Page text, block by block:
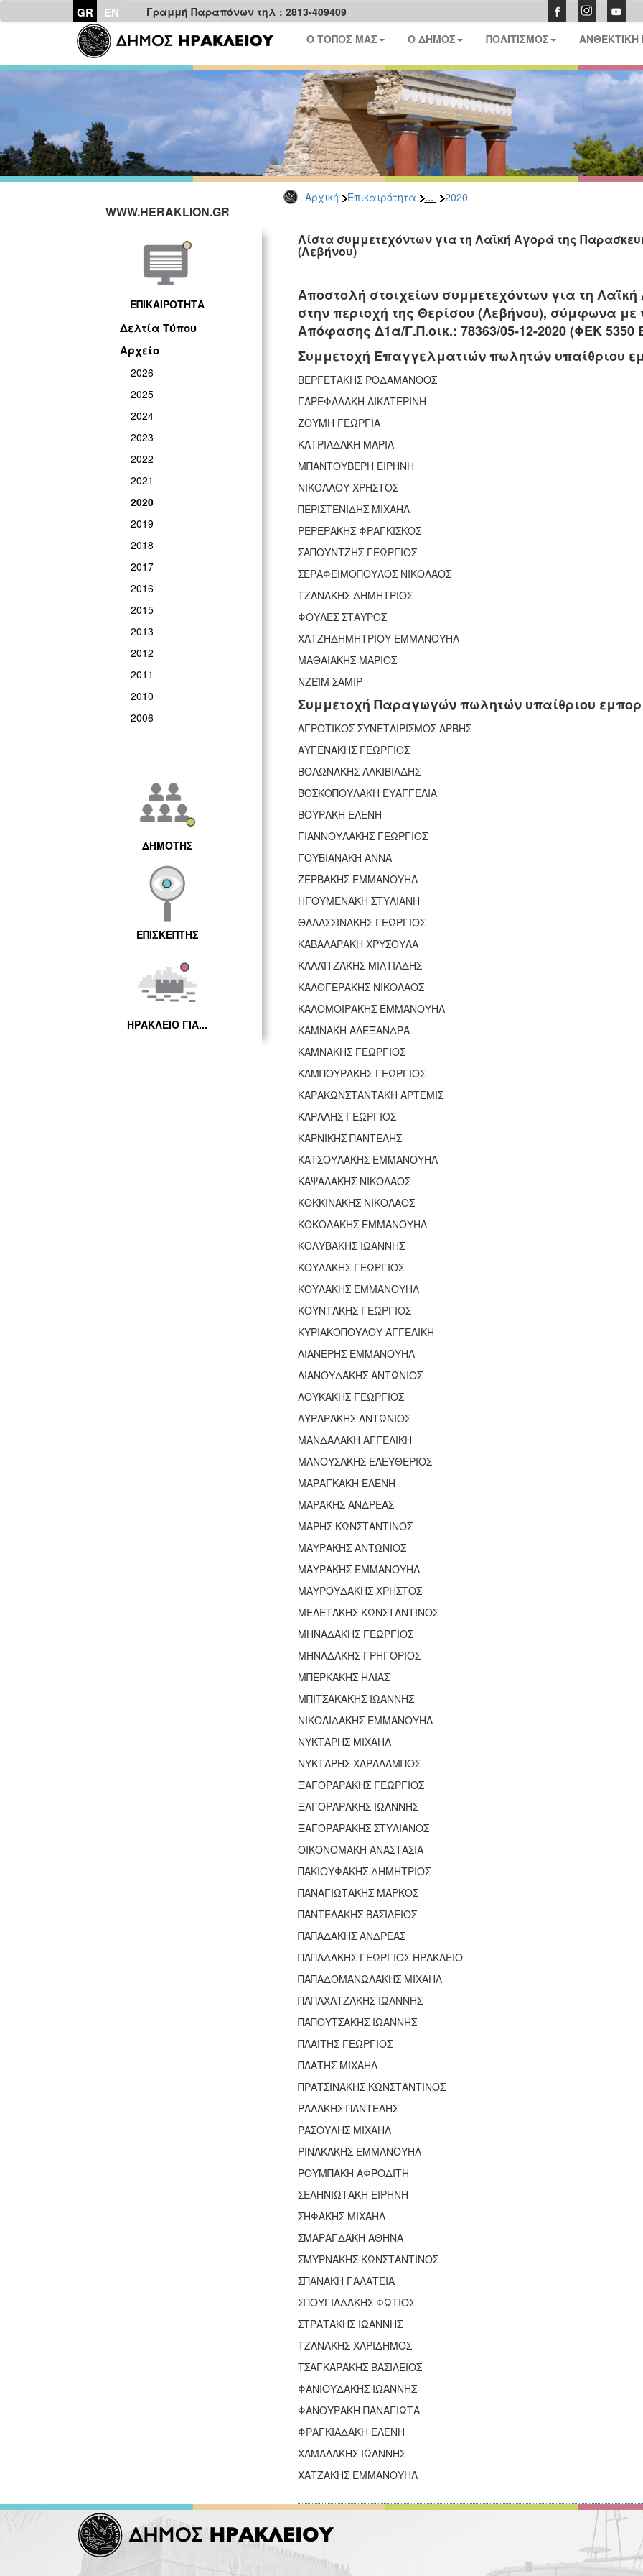
GR EN
Γραμμή Παραπόνων τηλ : 2813-409409
Ο ΤΟΠΟΣ ΜΑΣ
Ο ΔΗΜΟΣ ΠΟΛΙΤΙΣΜΟΣ ΑΝΘΕΚΤΙΚΗ
Αρχική Επικαιρότητα ... 2020
WWW.HERAKLION.GR
ΕΠΙΚΑΙΡΟΤΗΤΑ
Δελτία Τύπου
Αρχείο
2026
2025
2024
2023
2022
2021
2020
2019
2018
2017
2016
2015
2013
2012
2011
2010
2006
ΔΗΜΟΤΗΣ
ΕΠΙΣΚΕΠΤΗΣ
ΗΡΑΚΛΕΙΟ ΓΙΑ...
Λίστα συμμετεχόντων για τη Λαϊκή Αγορά της
(Λεβήνου)
Αποστολή στοιχείων συμμετεχόντων για τη
στην περιοχή της Θερίσου (Λεβήνου), σύμφωνα με
Απόφασης Δ1α/Γ.Π.οικ.: 78363/05-12-2020 (ΦΕΚ 5350
Συμμετοχή Επαγγελματιών πωλητών υπαίθριου
ΒΕΡΓΕΤΑΚΗΣ ΡΟΔΑΜΑΝΘΟΣ
ΓΑΡΕΦΑΛΑΚΗ ΑΙΚΑΤΕΡΙΝΗ
ΖΟΥΜΗ ΓΕΩΡΓΙΑ
ΚΑΤΡΙΑΔΑΚΗ ΜΑΡΙΑ
ΜΠΑΝΤΟΥΒΕΡΗ ΕΙΡΗΝΗ
ΝΙΚΟΛΑΟΥ ΧΡΗΣΤΟΣ
ΠΕΡΙΣΤΕΝΙΔΗΣ ΜΙΧΑΗΛ
ΡΕΡΕΡΑΚΗΣ ΦΡΑΓΚΙΣΚΟΣ
ΣΑΠΟΥΝΤΖΗΣ ΓΕΩΡΓΙΟΣ
ΣΕΡΑΦΕΙΜΟΠΟΥΛΟΣ ΝΙΚΟΛΑΟΣ
ΤΖΑΝΑΚΗΣ ΔΗΜΗΤΡΙΟΣ
ΦΟΥΛΕΣ ΣΤΑΥΡΟΣ
ΧΑΤΖΗΔΗΜΗΤΡΙΟΥ ΕΜΜΑΝΟΥΗΛ
ΜΑΘΑΙΑΚΗΣ ΜΑΡΙΟΣ
ΝΖΕΪΜ ΣΑΜΙΡ
Συμμετοχή Παραγωγών πωλητών υπαίθριου
ΑΓΡΟΤΙΚΟΣ ΣΥΝΕΤΑΙΡΙΣΜΟΣ ΑΡΒΗΣ
ΑΥΓΕΝΑΚΗΣ ΓΕΩΡΓΙΟΣ
ΒΟΛΩΝΑΚΗΣ ΑΛΚΙΒΙΑΔΗΣ
ΒΟΣΚΟΠΟΥΛΑΚΗ ΕΥΑΓΓΕΛΙΑ
ΒΟΥΡΑΚΗ ΕΛΕΝΗ
ΓΙΑΝΝΟΥΛΑΚΗΣ ΓΕΩΡΓΙΟΣ
ΓΟΥΒΙΑΝΑΚΗ ΑΝΝΑ
ΖΕΡΒΑΚΗΣ ΕΜΜΑΝΟΥΗΛ
ΗΓΟΥΜΕΝΑΚΗ ΣΤΥΛΙΑΝΗ
ΘΑΛΑΣΣΙΝΑΚΗΣ ΓΕΩΡΓΙΟΣ
ΚΑΒΑΛΑΡΑΚΗ ΧΡΥΣΟΥΛΑ
ΚΑΛΑΪΤΖΑΚΗΣ ΜΙΛΤΙΑΔΗΣ
ΚΑΛΟΓΕΡΑΚΗΣ ΝΙΚΟΛΑΟΣ
ΚΑΛΟΜΟΙΡΑΚΗΣ ΕΜΜΑΝΟΥΗΛ
ΚΑΜΝΑΚΗ ΑΛΕΞΑΝΔΡΑ
ΚΑΜΝΑΚΗΣ ΓΕΩΡΓΙΟΣ
ΚΑΜΠΟΥΡΑΚΗΣ ΓΕΩΡΓΙΟΣ
ΚΑΡΑΚΩΝΣΤΑΝΤΑΚΗ ΑΡΤΕΜΙΣ
ΚΑΡΑΛΗΣ ΓΕΩΡΓΙΟΣ
ΚΑΡΝΙΚΗΣ ΠΑΝΤΕΛΗΣ
ΚΑΤΣΟΥΛΑΚΗΣ ΕΜΜΑΝΟΥΗΛ
ΚΑΨΑΛΑΚΗΣ ΝΙΚΟΛΑΟΣ
ΚΟΚΚΙΝΑΚΗΣ ΝΙΚΟΛΑΟΣ
ΚΟΚΟΛΑΚΗΣ ΕΜΜΑΝΟΥΗΛ
ΚΟΛΥΒΑΚΗΣ ΙΩΑΝΝΗΣ
ΚΟΥΛΑΚΗΣ ΓΕΩΡΓΙΟΣ
ΚΟΥΛΑΚΗΣ ΕΜΜΑΝΟΥΗΛ
ΚΟΥΝΤΑΚΗΣ ΓΕΩΡΓΙΟΣ
ΚΥΡΙΑΚΟΠΟΥΛΟΥ ΑΓΓΕΛΙΚΗ
ΛΙΑΝΕΡΗΣ ΕΜΜΑΝΟΥΗΛ
ΛΙΑΝΟΥΔΑΚΗΣ ΑΝΤΩΝΙΟΣ
ΛΟΥΚΑΚΗΣ ΓΕΩΡΓΙΟΣ
ΛΥΡΑΡΑΚΗΣ ΑΝΤΩΝΙΟΣ
ΜΑΝΔΑΛΑΚΗ ΑΓΓΕΛΙΚΗ
ΜΑΝΟΥΣΑΚΗΣ ΕΛΕΥΘΕΡΙΟΣ
ΜΑΡΑΓΚΑΚΗ ΕΛΕΝΗ
ΜΑΡΑΚΗΣ ΑΝΔΡΕΑΣ
ΜΑΡΗΣ ΚΩΝΣΤΑΝΤΙΝΟΣ
ΜΑΥΡΑΚΗΣ ΑΝΤΩΝΙΟΣ
ΜΑΥΡΑΚΗΣ ΕΜΜΑΝΟΥΗΛ
ΜΑΥΡΟΥΔΑΚΗΣ ΧΡΗΣΤΟΣ
ΜΕΛΕΤΑΚΗΣ ΚΩΝΣΤΑΝΤΙΝΟΣ
ΜΗΝΑΔΑΚΗΣ ΓΕΩΡΓΙΟΣ
ΜΗΝΑΔΑΚΗΣ ΓΡΗΓΟΡΙΟΣ
ΜΠΕΡΚΑΚΗΣ ΗΛΙΑΣ
ΜΠΙΤΣΑΚΑΚΗΣ ΙΩΑΝΝΗΣ
ΝΙΚΟΛΙΔΑΚΗΣ ΕΜΜΑΝΟΥΗΛ
ΝΥΚΤΑΡΗΣ ΜΙΧΑΗΛ
ΝΥΚΤΑΡΗΣ ΧΑΡΑΛΑΜΠΟΣ
ΞΑΓΟΡΑΡΑΚΗΣ ΓΕΩΡΓΙΟΣ
ΞΑΓΟΡΑΡΑΚΗΣ ΙΩΑΝΝΗΣ
ΞΑΓΟΡΑΡΑΚΗΣ ΣΤΥΛΙΑΝΟΣ
ΟΙΚΟΝΟΜΑΚΗ ΑΝΑΣΤΑΣΙΑ
ΠΑΚΙΟΥΦΑΚΗΣ ΔΗΜΗΤΡΙΟΣ
ΠΑΝΑΓΙΩΤΑΚΗΣ ΜΑΡΚΟΣ
ΠΑΝΤΕΛΑΚΗΣ ΒΑΣΙΛΕΙΟΣ
ΠΑΠΑΔΑΚΗΣ ΑΝΔΡΕΑΣ
ΠΑΠΑΔΑΚΗΣ ΓΕΩΡΓΙΟΣ ΗΡΑΚΛΕΙΟ
ΠΑΠΑΔΟΜΑΝΩΛΑΚΗΣ ΜΙΧΑΗΛ
ΠΑΠΑΧΑΤΖΑΚΗΣ ΙΩΑΝΝΗΣ
ΠΑΠΟΥΤΣΑΚΗΣ ΙΩΑΝΝΗΣ
ΠΛΑΪΤΗΣ ΓΕΩΡΓΙΟΣ
ΠΛΑΤΗΣ ΜΙΧΑΗΛ
ΠΡΑΤΣΙΝΑΚΗΣ ΚΩΝΣΤΑΝΤΙΝΟΣ
ΡΑΛΑΚΗΣ ΠΑΝΤΕΛΗΣ
ΡΑΣΟΥΛΗΣ ΜΙΧΑΗΛ
ΡΙΝΑΚΑΚΗΣ ΕΜΜΑΝΟΥΗΛ
ΡΟΥΜΠΑΚΗ ΑΦΡΟΔΙΤΗ
ΣΕΛΗΝΙΩΤΑΚΗ ΕΙΡΗΝΗ
ΣΗΦΑΚΗΣ ΜΙΧΑΗΛ
ΣΜΑΡΑΓΔΑΚΗ ΑΘΗΝΑ
ΣΜΥΡΝΑΚΗΣ ΚΩΝΣΤΑΝΤΙΝΟΣ
ΣΠΑΝΑΚΗ ΓΑΛΑΤΕΙΑ
ΣΠΟΥΓΙΑΔΑΚΗΣ ΦΩΤΙΟΣ
ΣΤΡΑΤΑΚΗΣ ΙΩΑΝΝΗΣ
ΤΖΑΝΑΚΗΣ ΧΑΡΙΔΗΜΟΣ
ΤΣΑΓΚΑΡΑΚΗΣ ΒΑΣΙΛΕΙΟΣ
ΦΑΝΙΟΥΔΑΚΗΣ ΙΩΑΝΝΗΣ
ΦΑΝΟΥΡΑΚΗ ΠΑΝΑΓΙΩΤΑ
ΦΡΑΓΚΙΑΔΑΚΗ ΕΛΕΝΗ
ΧΑΜΑΛΑΚΗΣ ΙΩΑΝΝΗΣ
ΧΑΤΖΑΚΗΣ ΕΜΜΑΝΟΥΗΛ